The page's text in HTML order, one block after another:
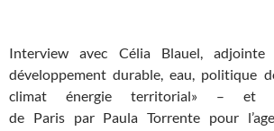
Interview avec Célia Blauel, adjointe
développement durable, eau, politique
climat énergie territorial» – et
de Paris par Paula Torrente pour